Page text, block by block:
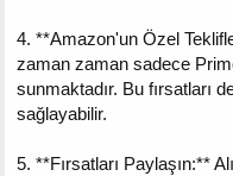
4. **Amazon'un Özel
zaman zaman sadece
sunmaktadır. Bu fırsatları
sağlayabilir.
5. **Fırsatları Paylaşın:**